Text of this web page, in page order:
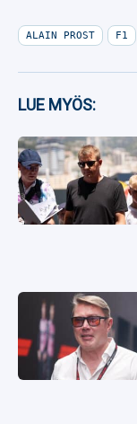
ALAIN PROST F1
LUE MYÖS: